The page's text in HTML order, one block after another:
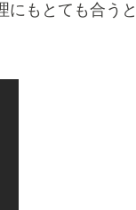
にもとても合うと